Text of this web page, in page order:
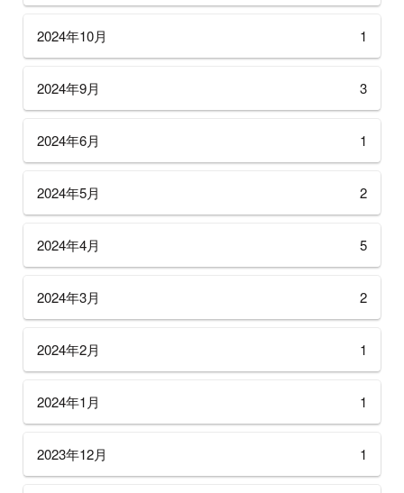
2024年10月 1
2024年9月 3
2024年6月 1
2024年5月 2
2024年4月 5
2024年3月 2
2024年2月 1
2024年1月 1
2023年12月 1